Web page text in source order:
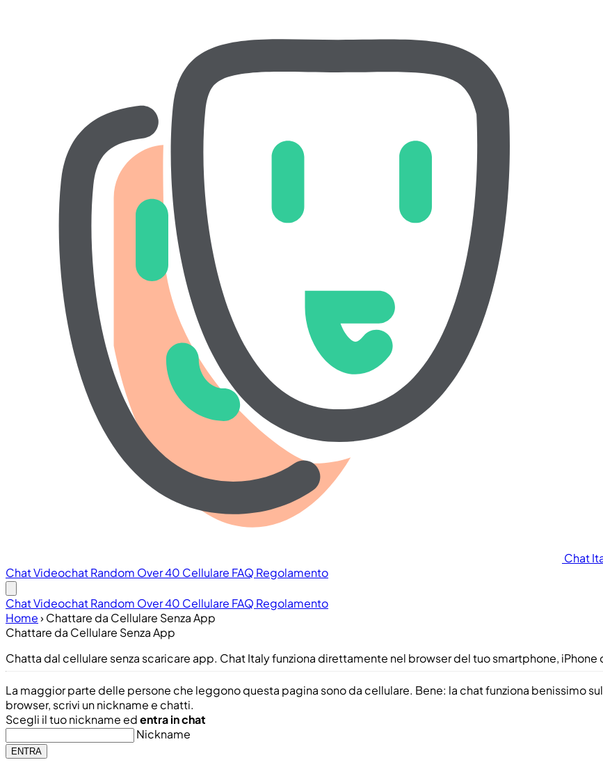
Chat
ChatVideochatRandom Over 40 Cellulare FAQ Regolamento
ChatVideochatRandom Over 40 Cellulare FAQ Regolamento
Home›Chattare da Cellulare Senza App
Chattare da Cellulare Senza App
Chatta dal cellulare senza scaricare app. Chat Italy funziona direttamente nel browser del tuo smartphone, iPhone
La maggior parte delle persone che leggono questa pagina sono da cellulare. Bene: la chat funziona benissimo
browser, scrivi un nickname e chatti.
Scegli il tuo nickname edentra in chat
Nickname
ENTRA